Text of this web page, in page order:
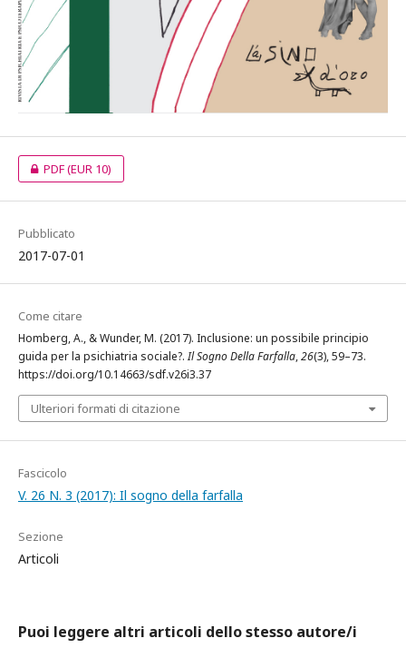
PDF(EUR 10)
Pubblicato
2017-07-01
Come citare
Homberg, A., & Wunder, M. (2017). Inclusione: un possibile principio
guida per la psichiatria sociale?.Il Sogno Della Farfalla,26(3), 59–73.
https://doi.org/10.14663/sdf.v26i3.37
Ulteriori formati di citazione
Fascicolo
V. 26 N. 3 (2017): Il sogno della farfalla
Sezione
Articoli
Puoi leggere altri articoli dello stesso autore/i